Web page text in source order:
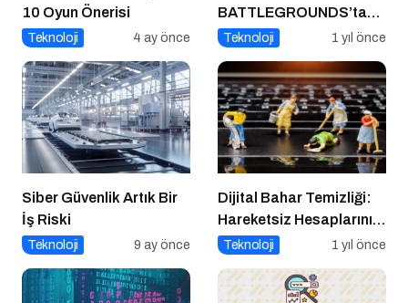
10 Oyun Önerisi
Teknoloji 4 ay önce
BATTLEGROUNDS’tan
1 Nisan Şakası
Teknoloji 1 yıl önce
Siber Güvenlik Artık Bir
İş Riski
Teknoloji 9 ay önce
Dijital Bahar Temizliği:
Hareketsiz Hesaplarınızı
Temizlemenin Zamanı
Teknoloji 1 yıl önce